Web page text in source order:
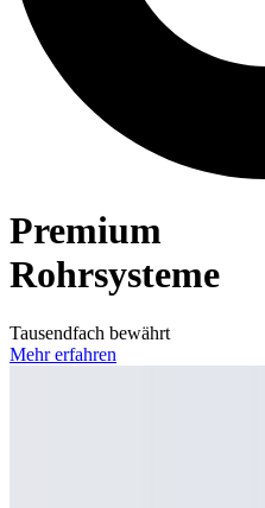
Premium
Rohrsysteme
Tausendfach bewährt
Mehr erfahren